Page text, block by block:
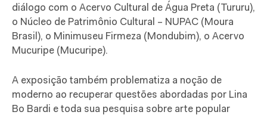
diálogo com o Acervo Cultural de Água Preta (Tururu),
o Núcleo de Patrimônio Cultural – NUPAC (Moura
Brasil), o Minimuseu Firmeza (Mondubim), o Acervo
Mucuripe (Mucuripe).
A exposição também problematiza a noção de
moderno ao recuperar questões abordadas por Lina
Bo Bardi e toda sua pesquisa sobre arte popular